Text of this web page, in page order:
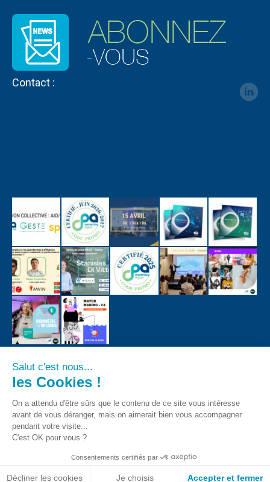
Contact :
CPA - Tous droits registrés 2018
Bas de page
Salut c'est nous...
les Cookies !
On a attendu d'être sûrs que le contenu de ce site vous intéresse
avant de vous déranger, mais on aimerait bien vous accompagner
pendant votre visite...
C'est OK pour vous ?
Consentements certifiés par
Décliner les cookies Je choisis Accepter et fermer